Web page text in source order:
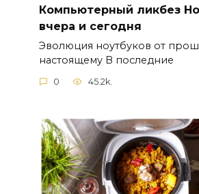
Компьютерный ликбез
вчера и сегодня
Эволюция ноутбуков от
настоящему В последние
0 45.2k.